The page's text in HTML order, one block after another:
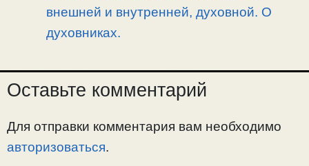
внешней и внутренней, духовной. О
духовниках.
Оставьте комментарий
Для отправки комментария вам необходимо
авторизоваться.